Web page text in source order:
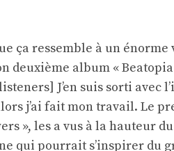
ça ressemble à un énorme
deuxième album «
J’en suis sorti avec
j’ai fait mon travail. Le
», les a vus à la hauteur
qui pourrait s’inspirer du